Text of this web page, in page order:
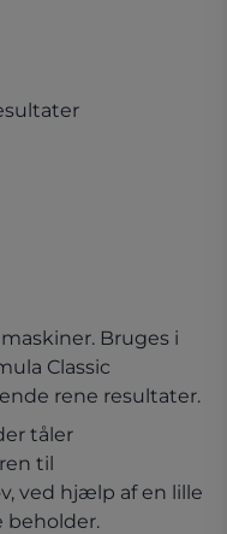
Bruges i
Classic
rene resultater.
tåler
til
ved hjælp af en lille
beholder.